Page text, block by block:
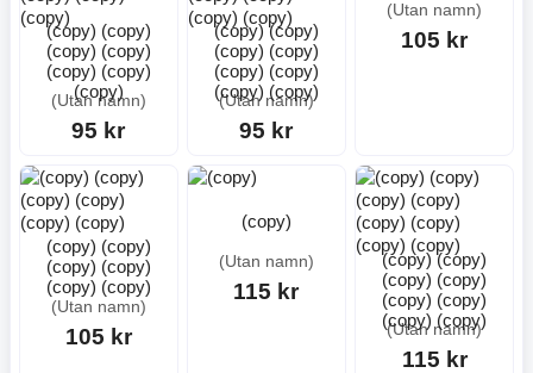
(copy) (copy)
(copy) (copy)
(copy) (copy)
(copy)
(Utan namn)
95 kr
(copy) (copy)
(copy) (copy)
(copy) (copy)
(copy) (copy)
(Utan namn)
95 kr
(Utan namn)
105 kr
(copy) (copy)
(copy) (copy)
(copy) (copy)
(Utan namn)
105 kr
(copy)
(Utan namn)
115 kr
(copy) (copy)
(copy) (copy)
(copy) (copy)
(copy) (copy)
(Utan namn)
115 kr